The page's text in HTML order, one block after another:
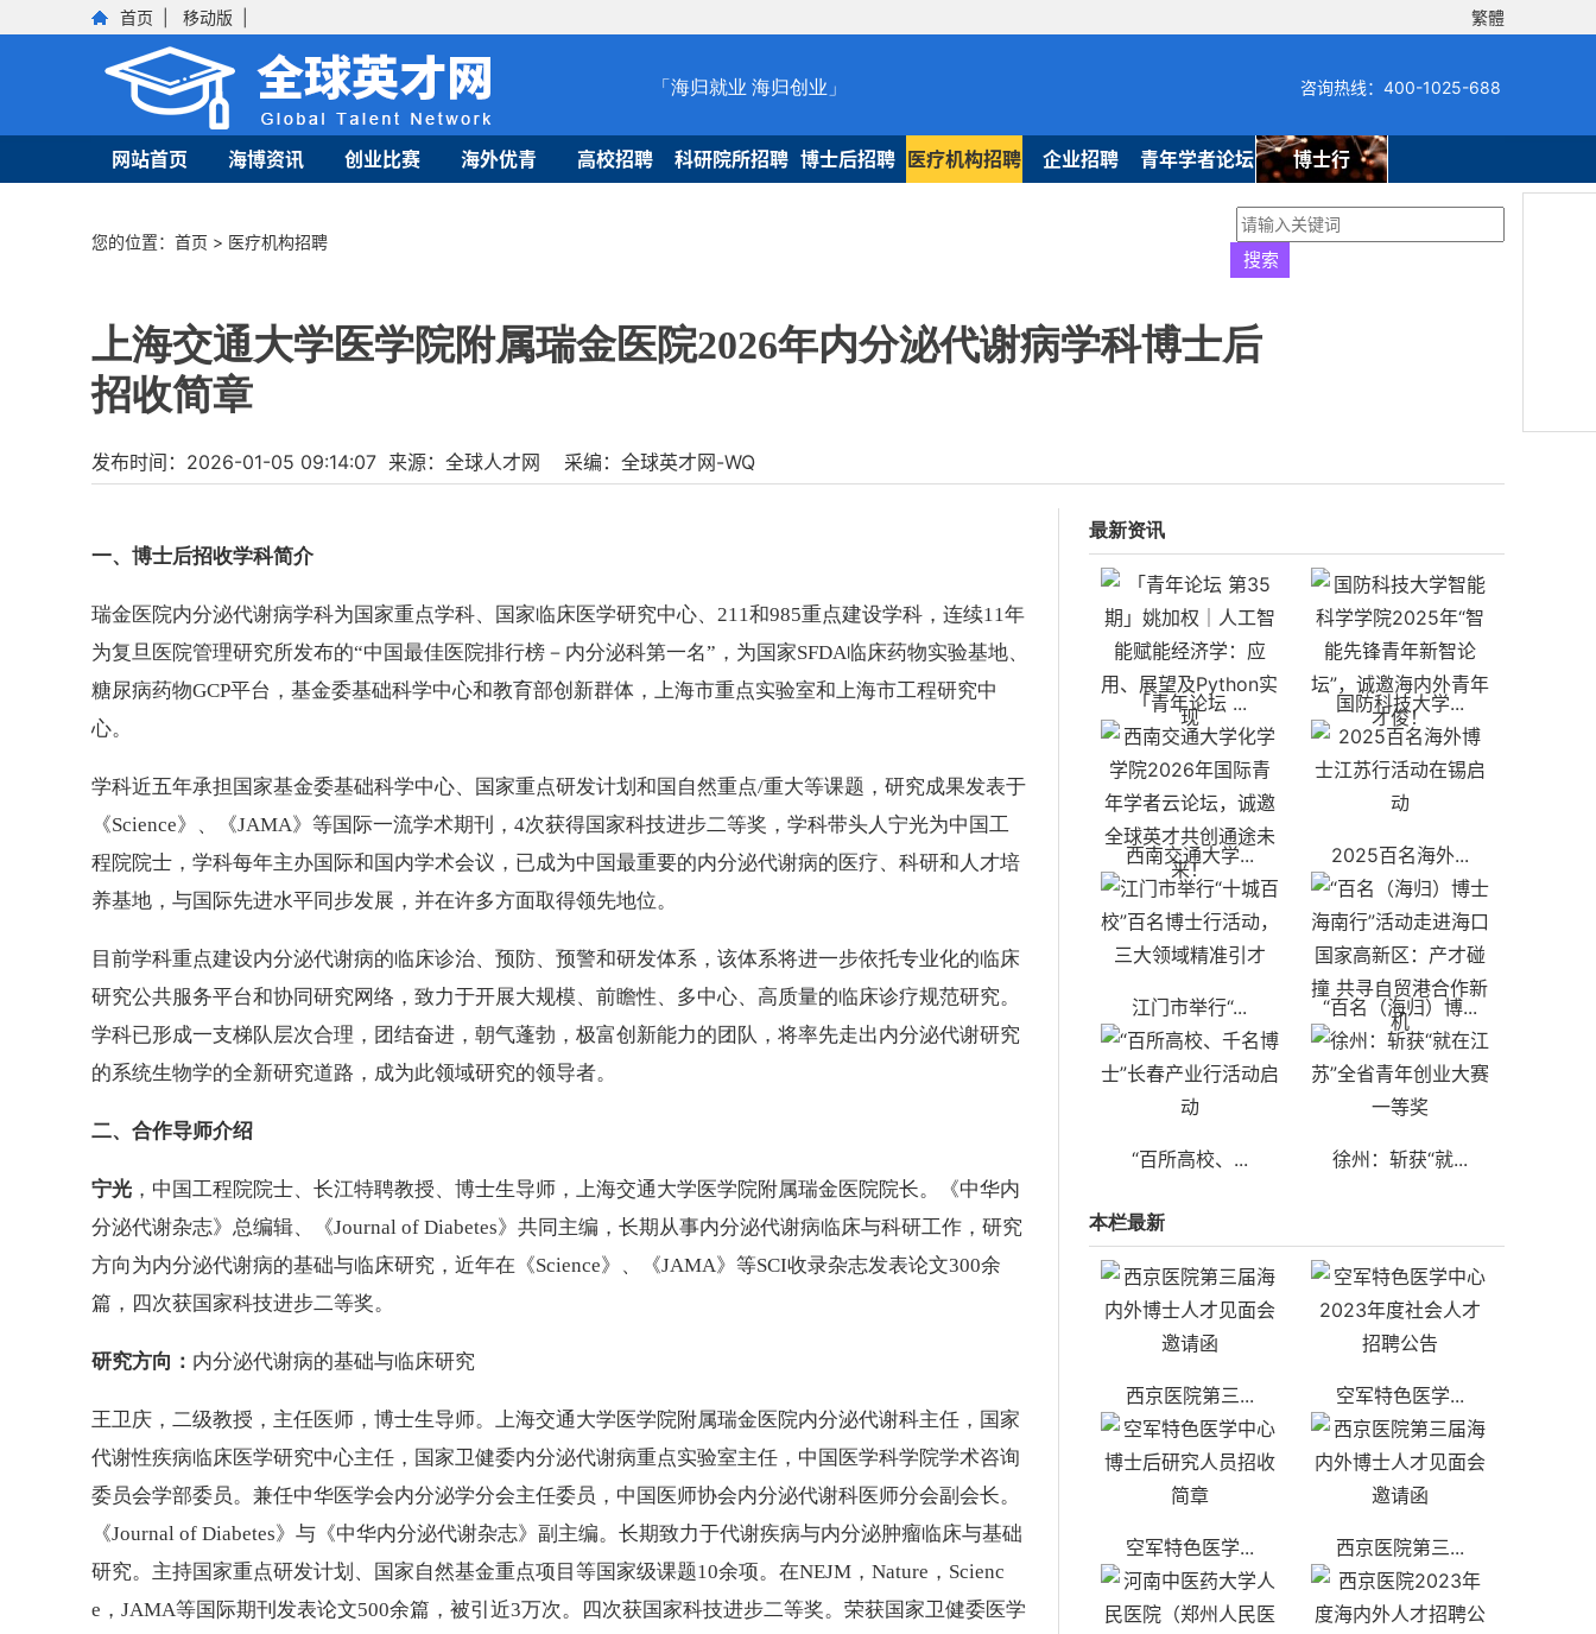
繁體
首页 移动版
「海归就业 海归创业」 咨询热线：400-1025-688
网站首页 海博资讯 创业比赛 海外优青 高校招聘 科研院所招聘 博士后招聘 医疗机构招聘 企业招聘 青年学者论坛 博士行
您的位置： 首页 > 医疗机构招聘
上海交通大学医学院附属瑞金医院2026年内分泌代谢病学科博士后
招收简章
发布时间：2026-01-05 09:14:07 来源：全球人才网 采编：全球英才网-WQ
一、博士后招收学科简介
瑞金医院内分泌代谢病学科为国家重点学科、国家临床医学研究中心、211和985重点建设学科，连续11年
为复旦医院管理研究所发布的“中国最佳医院排行榜－内分泌科第一名”，为国家SFDA临床药物实验基地、
糖尿病药物GCP平台，基金委基础科学中心和教育部创新群体，上海市重点实验室和上海市工程研究中
心。
学科近五年承担国家基金委基础科学中心、国家重点研发计划和国自然重点/重大等课题，研究成果发表于
《Science》、《JAMA》等国际一流学术期刊，4次获得国家科技进步二等奖，学科带头人宁光为中国工
程院院士，学科每年主办国际和国内学术会议，已成为中国最重要的内分泌代谢病的医疗、科研和人才培
养基地，与国际先进水平同步发展，并在许多方面取得领先地位。
目前学科重点建设内分泌代谢病的临床诊治、预防、预警和研发体系，该体系将进一步依托专业化的临床
研究公共服务平台和协同研究网络，致力于开展大规模、前瞻性、多中心、高质量的临床诊疗规范研究。
学科已形成一支梯队层次合理，团结奋进，朝气蓬勃，极富创新能力的团队，将率先走出内分泌代谢研究
的系统生物学的全新研究道路，成为此领域研究的领导者。
二、合作导师介绍
宁光 ，中国工程院院士、长江特聘教授、博士生导师，上海交通大学医学院附属瑞金医院院长。《中华内
分泌代谢杂志》总编辑、《Journal of Diabetes》共同主编，长期从事内分泌代谢病临床与科研工作，研究
方向为内分泌代谢病的基础与临床研究，近年在《Science》、《JAMA》等SCI收录杂志发表论文300余
篇，四次获国家科技进步二等奖。
研究方向： 内分泌代谢病的基础与临床研究
王卫庆，二级教授，主任医师，博士生导师。上海交通大学医学院附属瑞金医院内分泌代谢科主任，国家
代谢性疾病临床医学研究中心主任，国家卫健委内分泌代谢病重点实验室主任，中国医学科学院学术咨询
委员会学部委员。兼任中华医学会内分泌学分会主任委员，中国医师协会内分泌代谢科医师分会副会长。
《Journal of Diabetes》与《中华内分泌代谢杂志》副主编。长期致力于代谢疾病与内分泌肿瘤临床与基础
研究。主持国家重点研发计划、国家自然基金重点项目等国家级课题10余项。在NEJM，Nature，Scienc
e，JAMA等国际期刊发表论文500余篇，被引近3万次。四次获国家科技进步二等奖。荣获国家卫健委医学
最新资讯
「青年论坛 ... 国防科技大学...
西南交通大学... 2025百名海外...
江门市举行“... “百名（海归）博...
“百所高校、... 徐州：斩获“就...
本栏最新
西京医院第三... 空军特色医学...
空军特色医学... 西京医院第三...